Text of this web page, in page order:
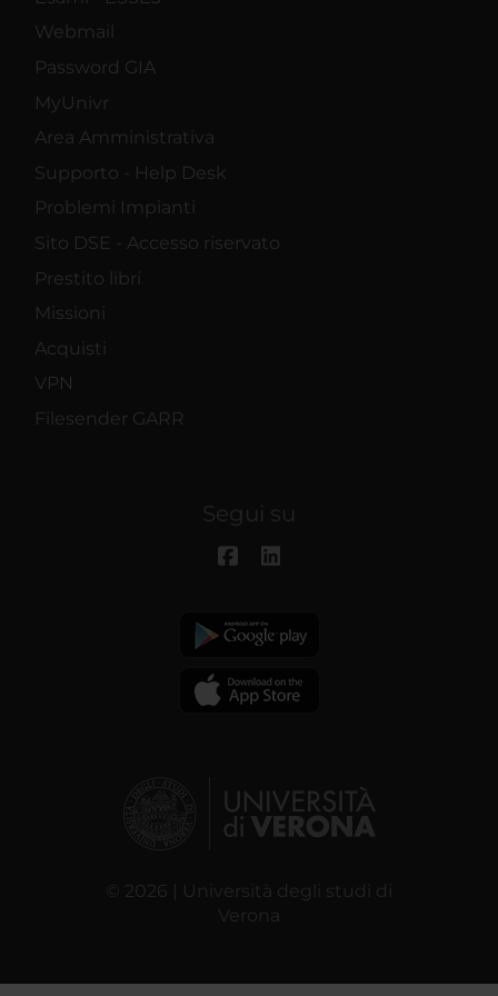
Webmail
Password GIA
MyUnivr
Area Amministrativa
Supporto - Help Desk
Problemi Impianti
Sito DSE - Accesso riservato
Prestito libri
Missioni
Acquisti
VPN
Filesender GARR
Segui su
© 2026 | Università degli studi di
Verona